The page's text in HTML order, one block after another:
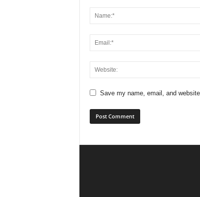
Save my name, email, and